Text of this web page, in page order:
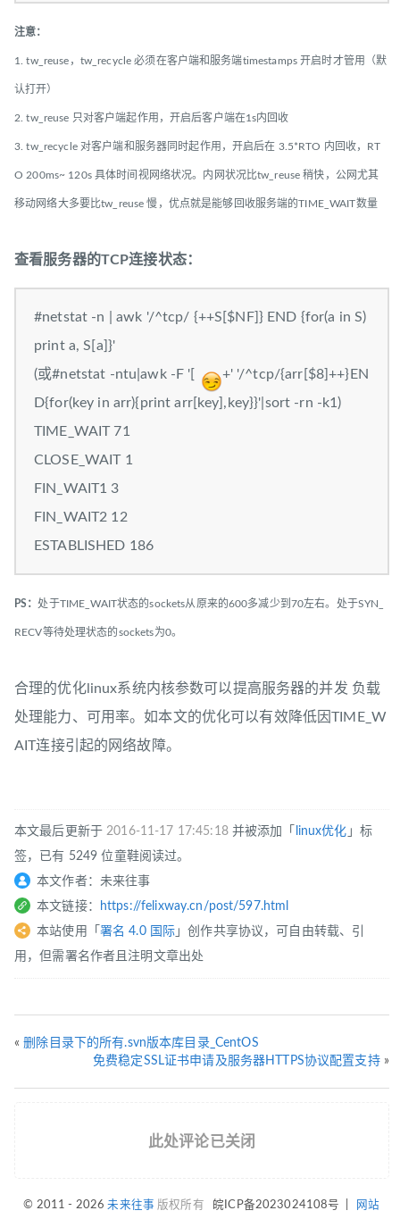
注意：
1. tw_reuse，tw_recycle 必须在客户端和服务端timestamps 开启时才管用（默
认打开）
2. tw_reuse 只对客户端起作用，开启后客户端在1s内回收
3. tw_recycle 对客户端和服务器同时起作用，开启后在 3.5*RTO 内回收，RT
O 200ms~ 120s 具体时间视网络状况。内网状况比tw_reuse 稍快，公网尤其
移动网络大多要比tw_reuse 慢，优点就是能够回收服务端的TIME_WAIT数量
查看服务器的TCP连接状态：
#netstat -n | awk '/^tcp/ {++S[$NF]} END {for(a in S)
print a, S[a]}'
(或#netstat -ntu|awk -F '[
+' '/^tcp/{arr[$8]++}EN
D{for(key in arr){print arr[key],key}}'|sort -rn -k1)
TIME_WAIT 71
CLOSE_WAIT 1
FIN_WAIT1 3
FIN_WAIT2 12
ESTABLISHED 186
PS：处于TIME_WAIT状态的sockets从原来的600多减少到70左右。处于SYN_
RECV等待处理状态的sockets为0。
合理的优化linux系统内核参数可以提高服务器的并发 负载
处理能力、可用率。如本文的优化可以有效降低因TIME_W
AIT连接引起的网络故障。
本文最后更新于2016-11-17 17:45:18并被添加「 linux优化 」标
签，已有 5249 位童鞋阅读过。
本文作者：未来往事
本文链接：
https://felixway.cn/post/597.html
本站使用「 署名 4.0 国际 」创作共享协议，可自由转载、引
用，但需署名作者且注明文章出处
«删除目录下的所有.svn版本库目录_CentOS
免费稳定SSL证书申请及服务器HTTPS协议配置支持»
此处评论已关闭
© 2011 - 2026未来往事 版权所有 皖ICP备2023024108号 网站